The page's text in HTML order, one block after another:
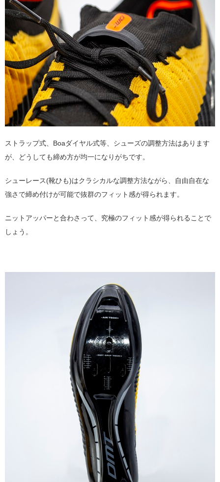
ストラップ式、Boaダイヤル式等、シューズの調整方法はあります
が、どうしても締め方が均一になりがちです。
シューレース(靴ひも)はクラシカルな調整方法ながら、自由自在な
強さで締め付けが可能で抜群のフィット感が得られます。
ニットアッパーと合わさって、究極のフィット感が得られることで
しょう。